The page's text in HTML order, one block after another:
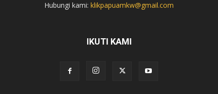
Hubungi kami: klikpapuamkw@gmail.com
IKUTI KAMI